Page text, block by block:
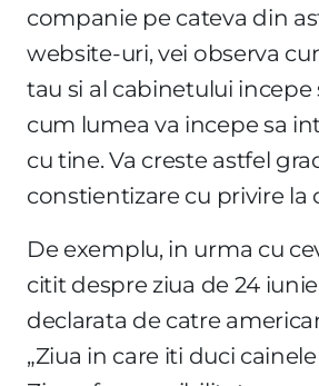
companie pe cateva din
website-uri, vei observa
tau si al cabinetului incepe
cum lumea va incepe sa
cu tine. Va creste astfel
constientizare cu privire la
De exemplu, in urma cu
citit despre ziua de 24
declarata de catre
„Ziua in care iti duci cainele